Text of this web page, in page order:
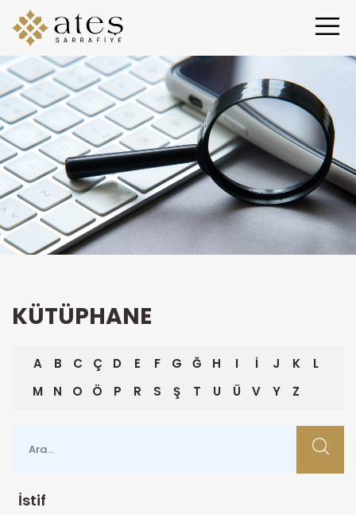
KÜTÜPHANE
A B C Ç D E F G Ğ H I İ J K
L
M
N O Ö P R S Ş T U Ü V Y Z
İstif